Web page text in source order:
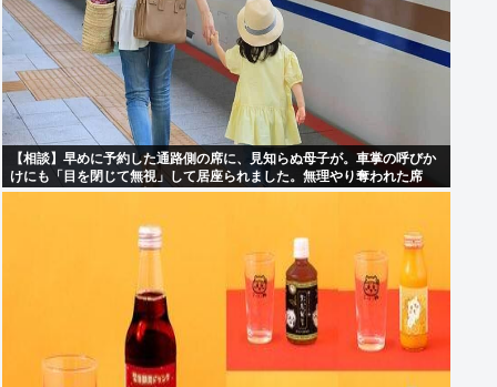
【相談】早めに予約した通路側の席に、見知らぬ母子が。車掌の呼びか
けにも「目を閉じて無視」して居座られました。無理やり奪われた席
は、結局”やったもん勝ち”になってしまうのでしょうか？